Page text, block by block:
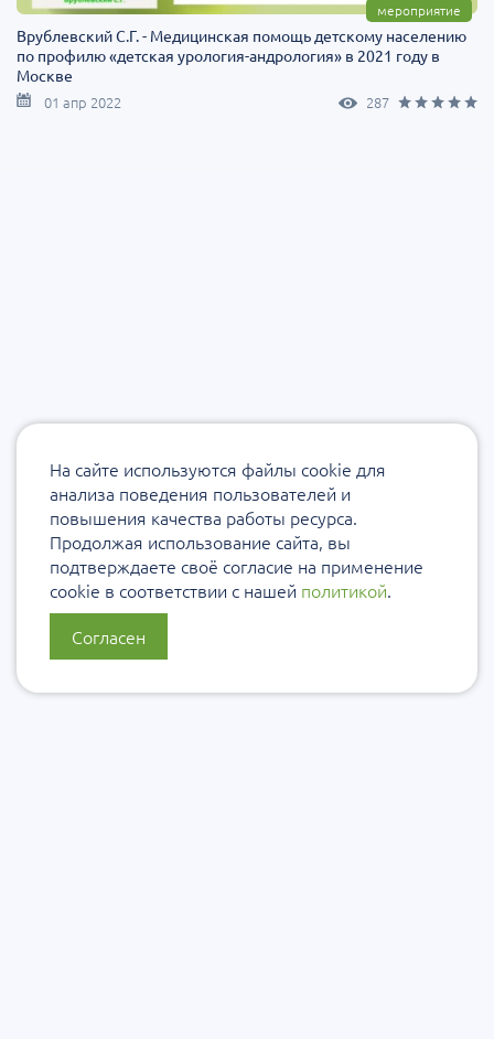
мероприятие
Врублевский С.Г. - Медицинская помощь детскому населению
по профилю «‎детская урология-андрология» в 2021 году в
Москве
01 апр 2022 287
На сайте используются файлы cookie для
анализа поведения пользователей и
повышения качества работы ресурса.
Продолжая использование сайта, вы
подтверждаете своё согласие на применение
cookie в соответствии с нашей политикой.
Согласен